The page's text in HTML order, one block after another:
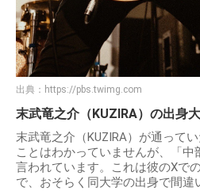
出典： https://pbs.twimg.com
末武竜之介（KUZIRA）の出身
末武竜之介（KUZIRA）が通って
ことはわかっていませんが、「中
言われています。これは彼のXで
で、おそらく同大学の出身で間違